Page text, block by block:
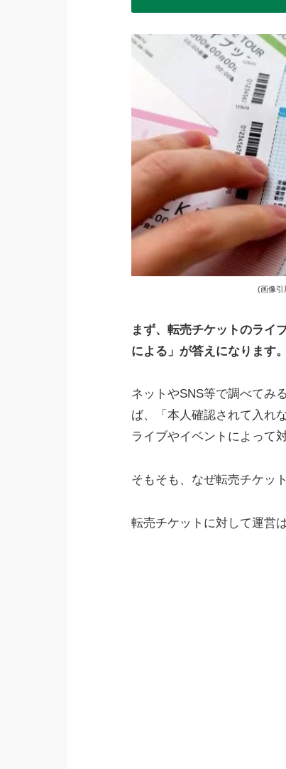
(画像引
まず、転売チケットのライ
による」が答えになります。
ネットやSNS等で調べてみ
ば、「本人確認されて入れ
ライブやイベントによって
そもそも、なぜ転売チケッ
転売チケットに対して運営